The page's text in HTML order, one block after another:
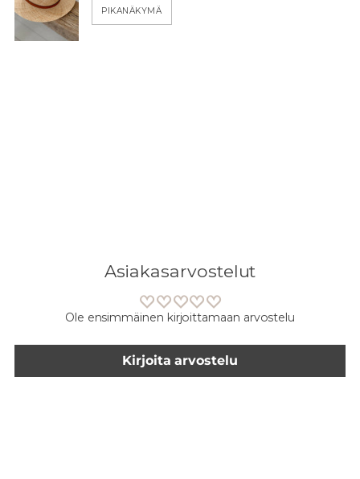
PIKANÄKYMÄ
Asiakasarvostelut
Ole ensimmäinen kirjoittamaan arvostelu
Kirjoita arvostelu